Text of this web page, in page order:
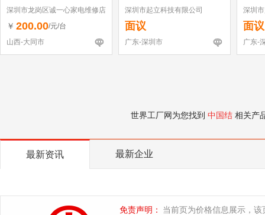
深圳市龙岗区诚一心家电维修店
（个体工商户）
￥ 200.00/元/台
山西-大同市
深圳市起立科技有限公司
面议
广东-深圳市
深圳
面议
广东-
世界工厂网为您找到 中国结 相关产
最新资讯 最新企业
免责声明：
当前页为价格信息展示，